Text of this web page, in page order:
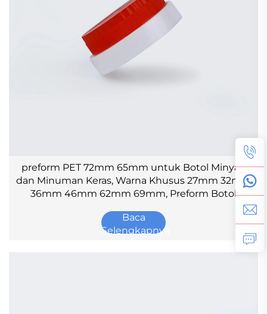
preform PET 72mm 65mm untuk Botol Minyak
dan Minuman Keras, Warna Khusus 27mm 32mm
36mm 46mm 62mm 69mm, Preform Botol
Baca
Selengkapnya